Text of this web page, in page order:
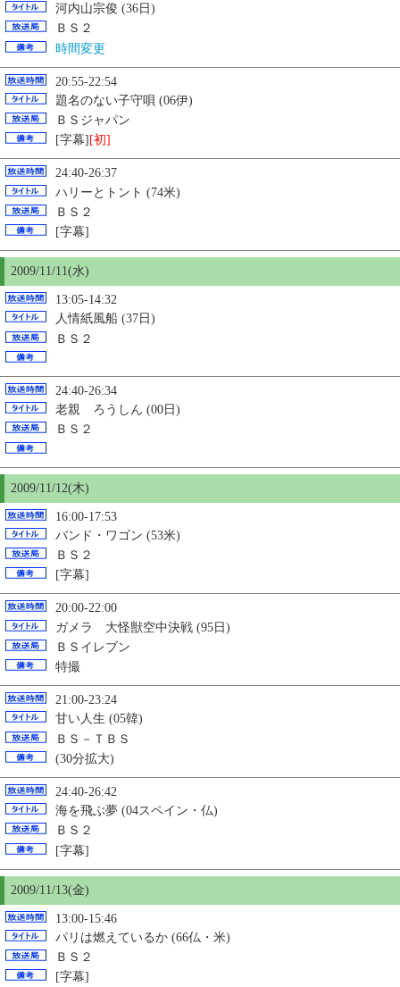
河内山宗俊 (36日)
ＢＳ２
時間変更
20:55-22:54
題名のない子守唄 (06伊)
ＢＳジャパン
[字幕] [初]
24:40-26:37
ハリーとトント (74米)
ＢＳ２
[字幕]
2009/11/11(水)
13:05-14:32
人情紙風船 (37日)
ＢＳ２
24:40-26:34
老親 ろうしん (00日)
ＢＳ２
2009/11/12(木)
16:00-17:53
バンド・ワゴン (53米)
ＢＳ２
[字幕]
20:00-22:00
ガメラ 大怪獣空中決戦 (95日)
ＢＳイレブン
特撮
21:00-23:24
甘い人生 (05韓)
ＢＳ－ＴＢＳ
(30分拡大)
24:40-26:42
海を飛ぶ夢 (04スペイン・仏)
ＢＳ２
[字幕]
2009/11/13(金)
13:00-15:46
パリは燃えているか (66仏・米)
ＢＳ２
[字幕]